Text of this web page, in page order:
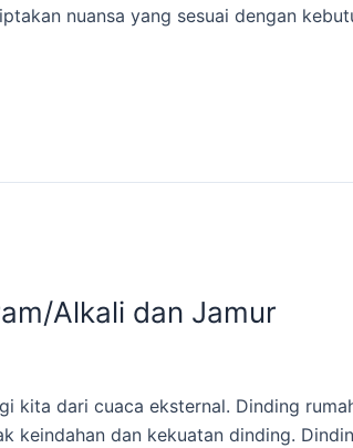
nuansa yang sesuai dengan
Alkali dan Jamur
kita dari cuaca eksternal. Dinding
keindahan dan kekuatan dinding.